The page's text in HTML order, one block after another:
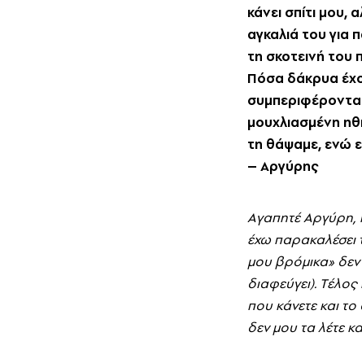
κάνει σπίτι
αγκαλιά του για
τη σκοτεινή του
Πόσα δάκρυα
συμπεριφέρονται
μουχλιασμένη
τη θάψαμε, ενώ
– Aργύρης
Aγαπητέ Aργύρη,
έχω παρακαλέσει
μου βρόμικα»
διαφεύγει).
που κάνετε και
δεν μου τα λέτε